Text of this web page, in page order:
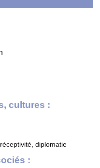
cultures :
diplomatie
: